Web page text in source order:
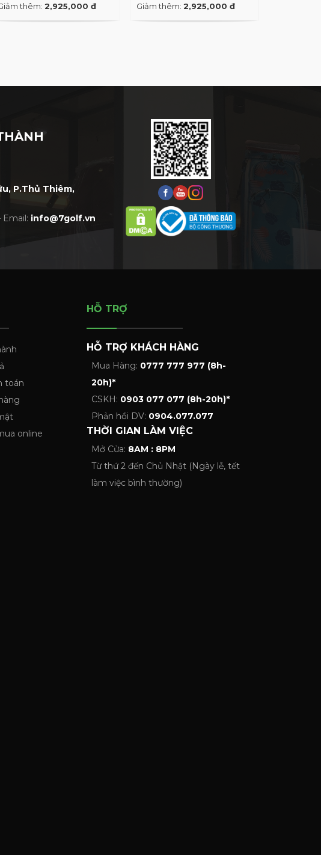
thêm:2,925,000 đ Giảm thêm:2,925,000 đ
P.Thủ Thiêm,
Email: info@7golf.vn
toán
online
HỖ TRỢ
HỖ TRỢ KHÁCH HÀNG
Mua Hàng: 0777 777 977 (8h-
20h)*
CSKH: 0903 077 077 (8h-20h)*
Phản hồi DV: 0904.077.077
THỜI GIAN LÀM VIỆC
Mở Cửa: 8AM : 8PM
Từ thứ 2 đến Chủ Nhật (Ngày lễ, tết
làm việc bình thường)